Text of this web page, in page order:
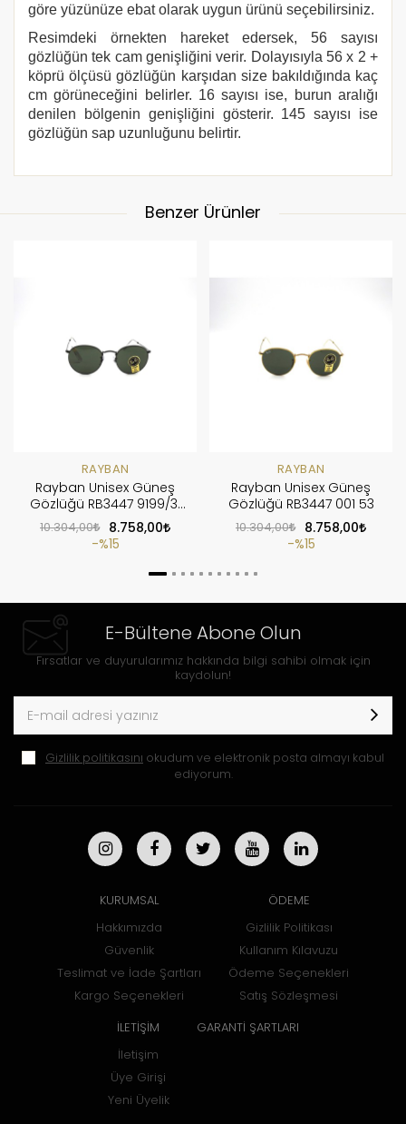
göre yüzünüze ebat olarak uygun ürünü seçebilirsiniz.
Resimdeki örnekten hareket edersek, 56 sayısı
gözlüğün tek cam genişliğini verir. Dolayısıyla 56 x 2 +
köprü ölçüsü gözlüğün karşıdan size bakıldığında kaç
cm görüneceğini belirler. 16 sayısı ise, burun aralığı
denilen bölgenin genişliğini gösterir. 145 sayısı ise
gözlüğün sap uzunluğunu belirtir.
Benzer Ürünler
RAYBAN
Rayban Unisex Güneş
Gözlüğü RB3447 9199/31
53
10.304,00
8.758,00
%15
RAYBAN
Rayban Unisex Güneş
Gözlüğü RB3447 001 53
10.304,00
8.758,00
%15
E-Bültene Abone Olun
Fırsatlar ve duyurularımız hakkında bilgi sahibi olmak için
kaydolun!
Gizlilik politikasını okudum ve elektronik posta almayı kabul
ediyorum.
KURUMSAL
Hakkımızda
Güvenlik
Teslimat ve İade Şartları
Kargo Seçenekleri
ÖDEME
Gizlilik Politikası
Kullanım Kılavuzu
Ödeme Seçenekleri
Satış Sözleşmesi
İLETİŞİM
İletişim
Üye Girişi
Yeni Üyelik
GARANTİ ŞARTLARI